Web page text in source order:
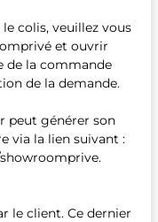
le colis, veuillez vous
et ouvrir
de la commande
de la demande.
peut générer son
via la lien suivant :
le client. Ce dernier